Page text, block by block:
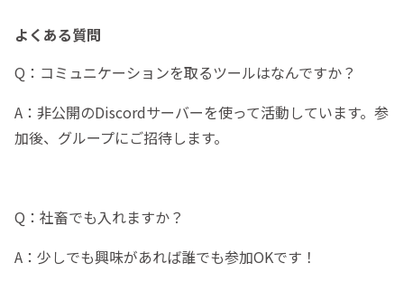
よくある質問
Q：コミュニケーションを取るツールはなんですか？
A：非公開のDiscordサーバーを使って活動しています。参
加後、グループにご招待します。
Q：社畜でも入れますか？
A：少しでも興味があれば誰でも参加OKです！